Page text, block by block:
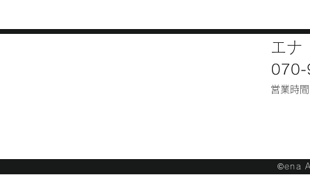
エナ
営業時
©︎ena